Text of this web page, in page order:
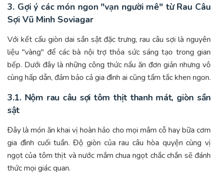
3. Gợi ý các món ngon "vạn người mê" từ Rau Câu
Sợi Vũ Minh Soviagar
Với kết cấu giòn dai sần sật đặc trưng, rau câu sợi là nguyên
liệu "vàng" để các bà nội trợ thỏa sức sáng tạo trong gian
bếp. Dưới đây là những công thức nấu ăn đơn giản nhưng vô
cùng hấp dẫn, đảm bảo cả gia đình ai cũng tấm tắc khen ngon.
3.1. Nộm rau câu sợi tôm thịt thanh mát, giòn sần
sật
Đây là món ăn khai vị hoàn hảo cho mọi mâm cỗ hay bữa cơm
gia đình cuối tuần. Độ giòn của rau câu hòa quyện cùng vị
ngọt của tôm thịt và nước mắm chua ngọt chắc chắn sẽ đánh
thức mọi giác quan.